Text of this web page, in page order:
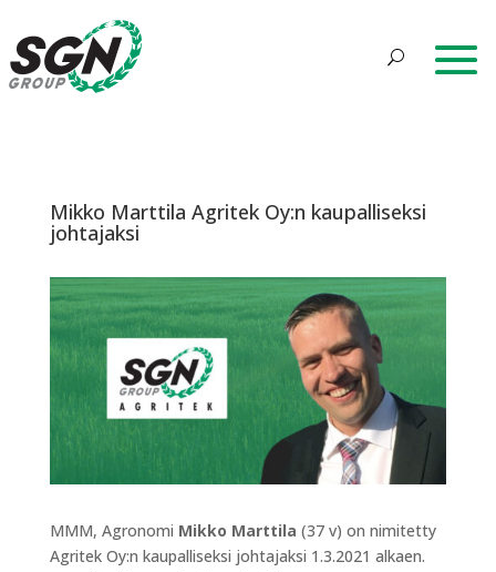
Mikko Marttila Agritek Oy:n kaupalliseksi
johtajaksi
MMM, Agronomi Mikko Marttila (37 v) on nimitetty
Agritek Oy:n kaupalliseksi johtajaksi 1.3.2021 alkaen.